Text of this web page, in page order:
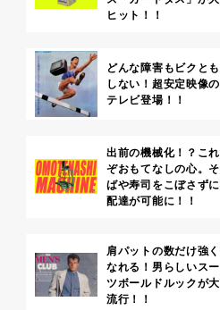
ヒット！！
どんな障害もビクとも
しない！超安定映像の
テレビ登場！！
出前の機械化！？これ
ぞおもてなしの心。そ
ばや寿司をこぼさずに
配達が可能に！！
肩パットの数だけ強く
なれる！男らしいスー
ツボールドルックが大
流行！！